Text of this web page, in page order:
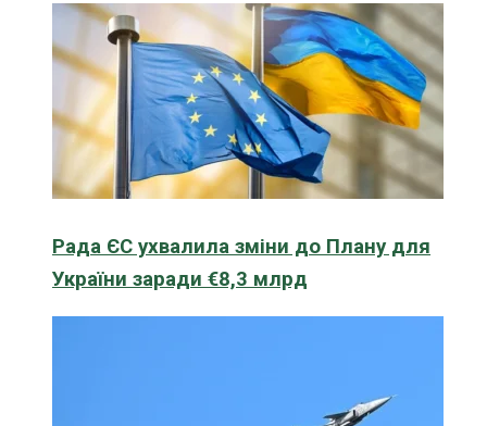
Рада ЄС ухвалила зміни до Плану для
України заради €8,3 млрд